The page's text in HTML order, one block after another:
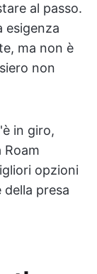
al passo.
esigenza
ma non è
non
in giro,
Roam
opzioni
presa